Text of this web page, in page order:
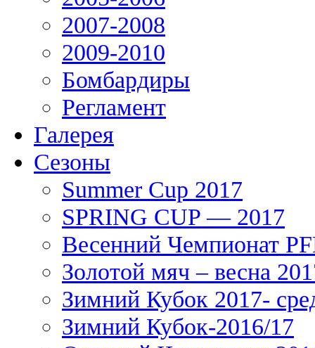
2007-2008
2009-2010
Бомбардиры
Регламент
Галерея
Сезоны
Summer Cup 2017
SPRING CUP — 2017
Весенний Чемпионат
Золотой мяч – весна
Зимний Кубок 2017-
Зимний Кубок-2016/17